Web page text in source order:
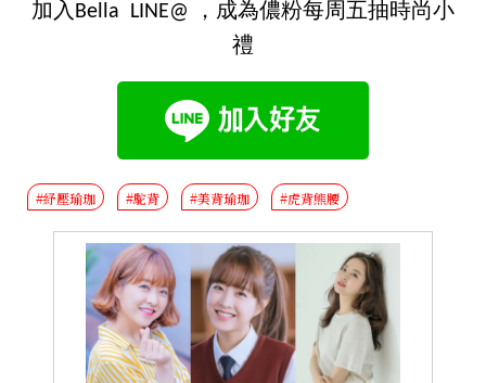
加入Bella LINE@ ，成為儂粉每周五抽時尚小
禮
#紓壓瑜珈 #駝背 #美背瑜珈 #虎背熊腰